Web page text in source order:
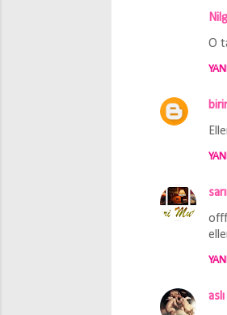
O
offf
aslı